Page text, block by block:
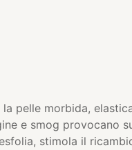
pelle morbida,
e smog provocano
stimola il